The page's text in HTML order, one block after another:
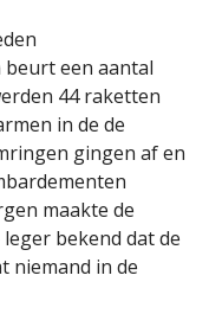
een aantal
44 raketten
in de de
gingen af en
maakte de
bekend dat de
niemand in de